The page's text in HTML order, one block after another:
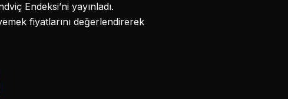
Endeksi’ni yayınladı.
fiyatlarını değerlendirerek